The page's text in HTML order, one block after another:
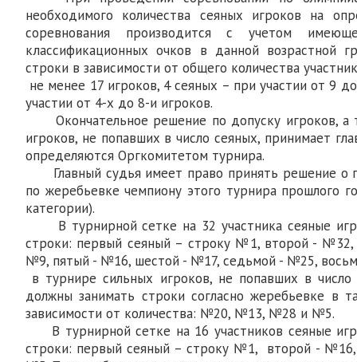
необходимого количества сеяных игроков на
соревнования производится с учетом
классификационных очков в данной возрастной
строки в зависимости от общего количества
не менее 17 игроков, 4 сеяных – при участии от 9
участии от 4-х до 8-и игроков.
Окончательное решение по допуску игроков, а
игроков, не попавших в число сеяных, принимает
определяются Оргкомитетом турнира.
Главный судья имеет право принять решение о
по жеребьевке чемпиону этого турнира прошлого
категории).
В турнирной сетке на 32 участника сеяные
строки: первый сеяный – строку №1, второй -
№9, пятый - №16, шестой - №17, седьмой - №25,
в турнире сильных игроков, не попавших в
должны занимать строки согласно жеребьевке в
зависимости от количества: №20, №13, №28 и №5.
В турнирной сетке на 16 участников сеяные
строки: первый сеяный – строку №1, второй -